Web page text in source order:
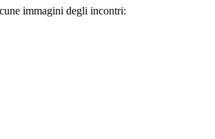
immagini degli incontri: